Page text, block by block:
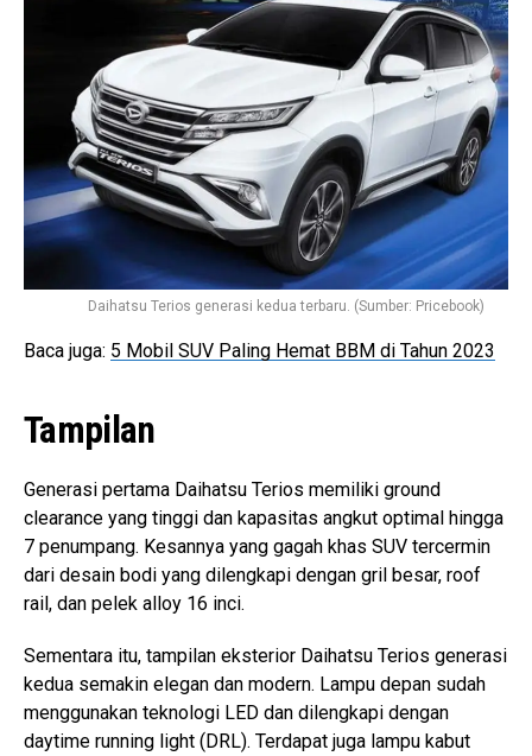
Daihatsu Terios generasi kedua terbaru. (Sumber: Pricebook)
Baca juga: 5 Mobil SUV Paling Hemat BBM di Tahun 2023
Tampilan
Generasi pertama Daihatsu Terios memiliki ground
clearance yang tinggi dan kapasitas angkut optimal hingga
7 penumpang. Kesannya yang gagah khas SUV tercermin
dari desain bodi yang dilengkapi dengan gril besar, roof
rail, dan pelek alloy 16 inci.
Sementara itu, tampilan eksterior Daihatsu Terios generasi
kedua semakin elegan dan modern. Lampu depan sudah
menggunakan teknologi LED dan dilengkapi dengan
daytime running light (DRL). Terdapat juga lampu kabut